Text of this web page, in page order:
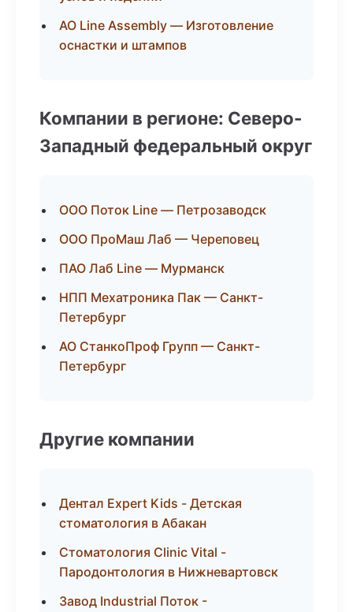
АО Line Assembly — Изготовление
оснастки и штампов
Компании в регионе: Северо-
Западный федеральный округ
ООО Поток Line — Петрозаводск
ООО ПроМаш Лаб — Череповец
ПАО Лаб Line — Мурманск
НПП Мехатроника Пак — Санкт-
Петербург
АО СтанкоПроф Групп — Санкт-
Петербург
Другие компании
Дентал Expert Kids - Детская
стоматология в Абакан
Стоматология Clinic Vital -
Пародонтология в Нижневартовск
Завод Industrial Поток -